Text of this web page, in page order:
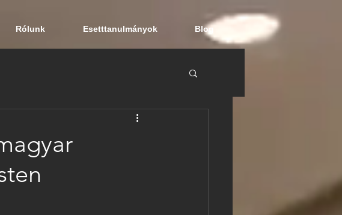
Rólunk Esetttanulmányok Blog